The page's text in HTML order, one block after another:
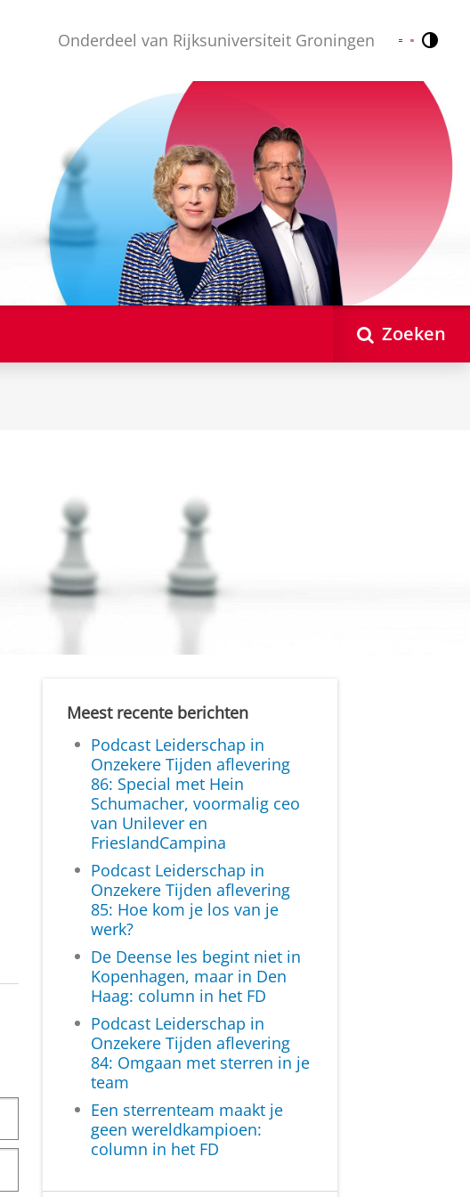
Onderdeel van Rijksuniversiteit Groningen Nederlands
English
Zoeken
Meest recente berichten
Podcast Leiderschap in
Onzekere Tijden aflevering
86: Special met Hein
Schumacher, voormalig ceo
van Unilever en
FrieslandCampina
Podcast Leiderschap in
Onzekere Tijden aflevering
85: Hoe kom je los van je
werk?
De Deense les begint niet in
Kopenhagen, maar in Den
Haag: column in het FD
Podcast Leiderschap in
Onzekere Tijden aflevering
84: Omgaan met sterren in je
team
Een sterrenteam maakt je
geen wereldkampioen:
column in het FD